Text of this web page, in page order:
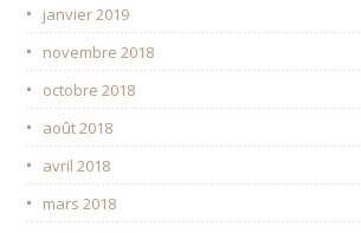
janvier 2019
novembre 2018
octobre 2018
août 2018
avril 2018
mars 2018